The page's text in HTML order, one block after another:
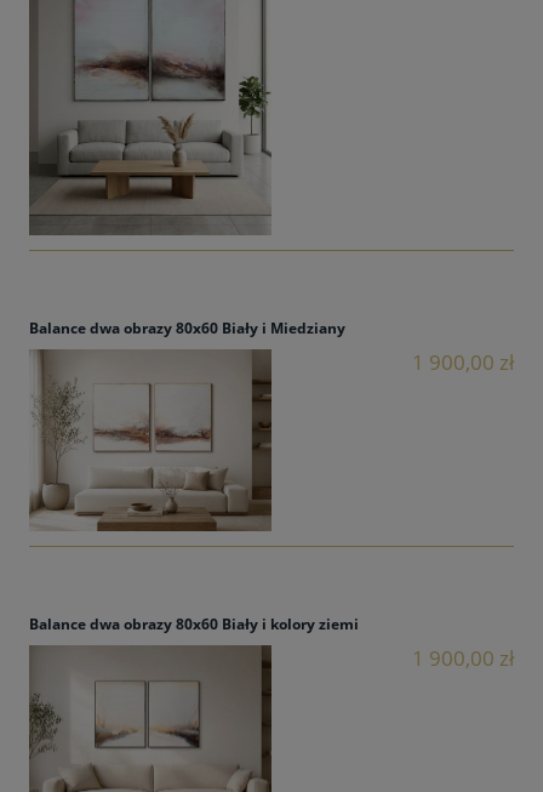
Balance dwa obrazy 80x60 Biały i Miedziany
1 900,00 zł
Balance dwa obrazy 80x60 Biały i kolory ziemi
1 900,00 zł